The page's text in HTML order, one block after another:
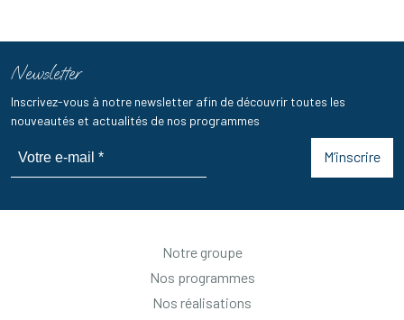
Newsletter
Inscrivez-vous à notre newsletter afin de découvrir toutes les
nouveautés et actualités de nos programmes
M’inscrire
Notre groupe
Nos programmes
Nos réalisations